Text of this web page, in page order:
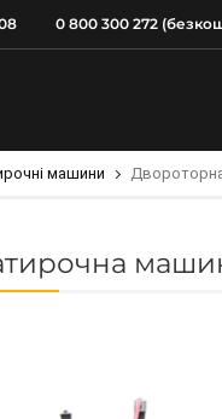
0 800 300 272
машини